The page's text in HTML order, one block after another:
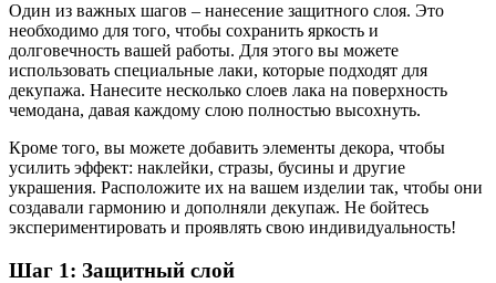
Один из важных шагов – нанесение защитного слоя. Это
необходимо для того, чтобы сохранить яркость и
долговечность вашей работы. Для этого вы можете
использовать специальные лаки, которые подходят для
декупажа. Нанесите несколько слоев лака на поверхность
чемодана, давая каждому слою полностью высохнуть.
Кроме того, вы можете добавить элементы декора, чтобы
усилить эффект: наклейки, стразы, бусины и другие
украшения. Расположите их на вашем изделии так, чтобы они
создавали гармонию и дополняли декупаж. Не бойтесь
экспериментировать и проявлять свою индивидуальность!
Шаг 1: Защитный слой